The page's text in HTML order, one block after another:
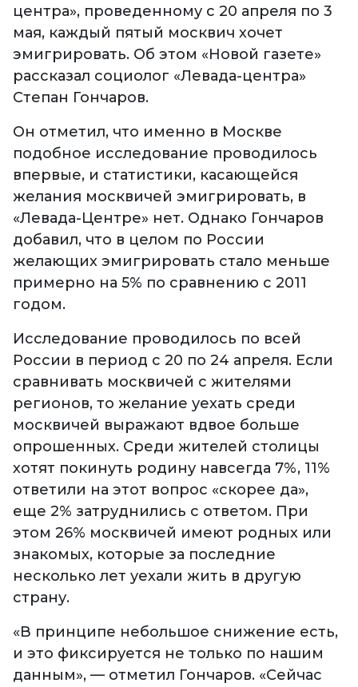
центра», проведенному с 20 апреля по 3
мая, каждый пятый москвич хочет
эмигрировать. Об этом «Новой газете»
рассказал социолог «Левада-центра»
Степан Гончаров.
Он отметил, что именно в Москве
подобное исследование проводилось
впервые, и статистики, касающейся
желания москвичей эмигрировать, в
«Левада-Центре» нет. Однако Гончаров
добавил, что в целом по России
желающих эмигрировать стало меньше
примерно на 5% по сравнению с 2011
годом.
Исследование проводилось по всей
России в период с 20 по 24 апреля. Если
сравнивать москвичей с жителями
регионов, то желание уехать среди
москвичей выражают вдвое больше
опрошенных. Среди жителей столицы
хотят покинуть родину навсегда 7%, 11%
ответили на этот вопрос «скорее да»,
еще 2% затруднились с ответом. При
этом 26% москвичей имеют родных или
знакомых, которые за последние
несколько лет уехали жить в другую
страну.
«В принципе небольшое снижение есть,
и это фиксируется не только по нашим
данным», — отметил Гончаров. «Сейчас